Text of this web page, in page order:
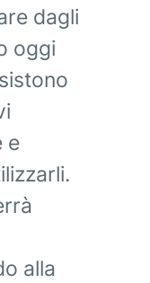
dagli
oggi
e
alla